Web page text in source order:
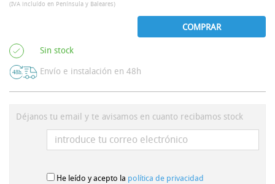
(IVA incluído en Península y Baleares)
COMPRAR
Sin stock
Envío e instalación en 48h
Déjanos tu email y te avisamos en cuanto recibamos stock
He leído y acepto la política de privacidad